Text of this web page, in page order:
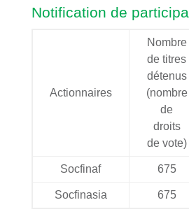
Notification de
Actionnaires
Nombre
de titres
détenus
(nombre
de
droits
de vote)
Socfinaf 675
Socfinasia 675